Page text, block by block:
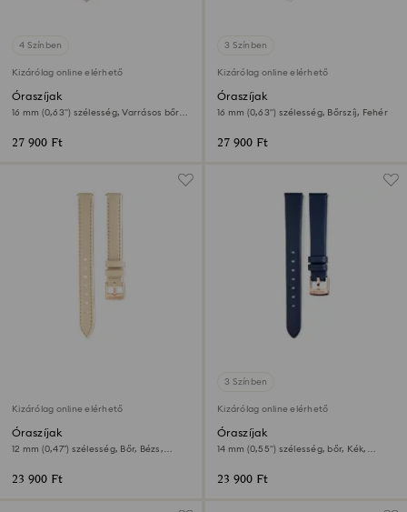
4 Színben
Kizárólag online elérhető
Óraszíjak
16 mm (0,63") szélesség, Varrásos bőr,
27 900 Ft
3 Színben
Kizárólag online elérhető
Óraszíjak
16 mm (0,63") szélesség, Bőrszíj, Fehér
27 900 Ft
Kizárólag online elérhető
Óraszíjak
12 mm (0,47”) szélesség, Bőr, Bézs,
23 900 Ft
3 Színben
Kizárólag online elérhető
Óraszíjak
14 mm (0,55") szélesség, bőr, Kék,
23 900 Ft